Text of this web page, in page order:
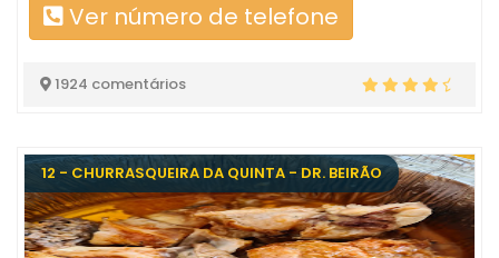
Ver número de telefone
1924 comentários
12 - CHURRASQUEIRA DA QUINTA - DR. BEIRÃO